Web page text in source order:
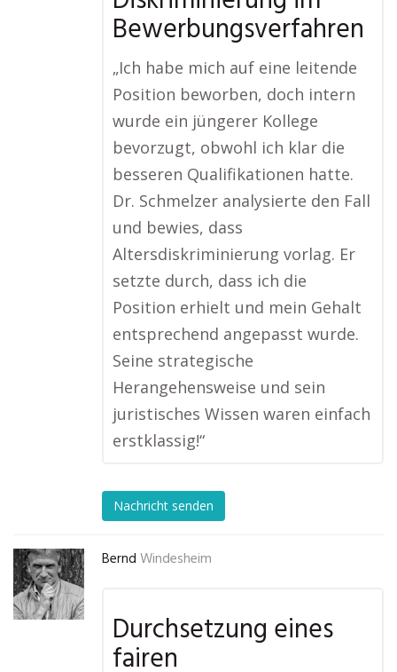
Bewerbungsverfahren
„Ich habe mich auf eine leitende
Position beworben, doch intern
wurde ein jüngerer Kollege
bevorzugt, obwohl ich klar die
besseren Qualifikationen hatte.
Dr. Schmelzer analysierte den Fall
und bewies, dass
Altersdiskriminierung vorlag. Er
setzte durch, dass ich die
Position erhielt und mein Gehalt
entsprechend angepasst wurde.
Seine strategische
Herangehensweise und sein
juristisches Wissen waren einfach
erstklassig!“
Nachricht senden
Bernd Windesheim
Durchsetzung eines
fairen